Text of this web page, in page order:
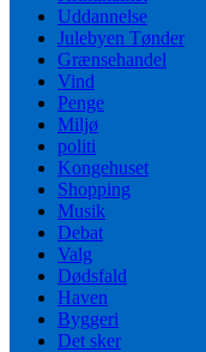
Uddannelse
Julebyen Tønder
Grænsehandel
Vind
Penge
Miljø
politi
Kongehuset
Shopping
Musik
Debat
Valg
Dødsfald
Haven
Byggeri
Det sker